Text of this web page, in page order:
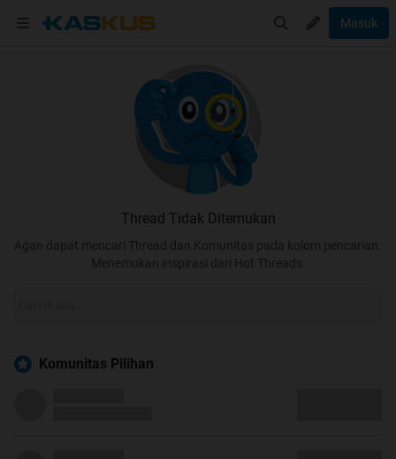
Masuk
Thread Tidak Ditemukan
Agan dapat mencari Thread dan Komunitas pada kolom pencarian.
Menemukan inspirasi dari Hot Threads.
Komunitas Pilihan